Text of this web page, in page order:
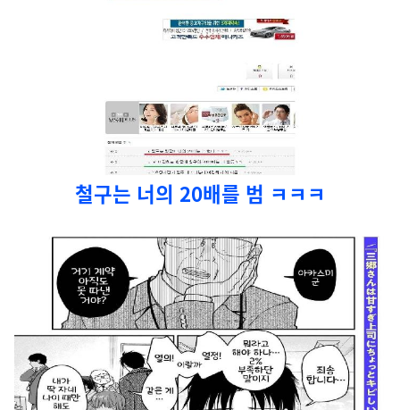
철구는 너의 20배를 범 ㅋㅋㅋ